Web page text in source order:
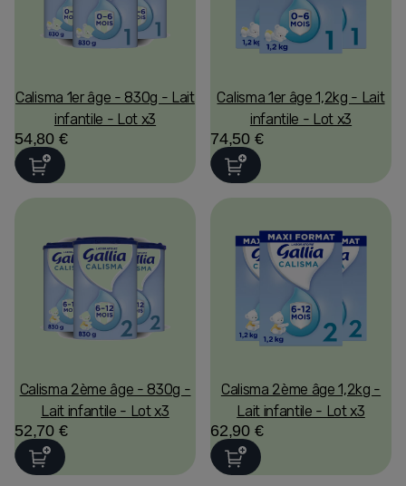
Calisma 1er âge - 830g - Lait
infantile - Lot x3
54,80 €
Calisma 1er âge 1,2kg - Lait
infantile - Lot x3
74,50 €
Calisma 2ème âge - 830g -
Lait infantile - Lot x3
52,70 €
Calisma 2ème âge 1,2kg -
Lait infantile - Lot x3
62,90 €